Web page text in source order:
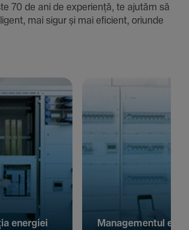
de ani de expe­riență, te ajutăm să
mai sigur și mai eficient, oriunde
energiei Managementul